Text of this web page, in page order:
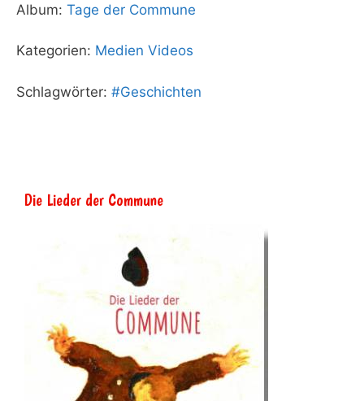
Album: Tage der Commune
Kategorien: Medien Videos
Schlagwörter: #Geschichten
Die Lieder der Commune